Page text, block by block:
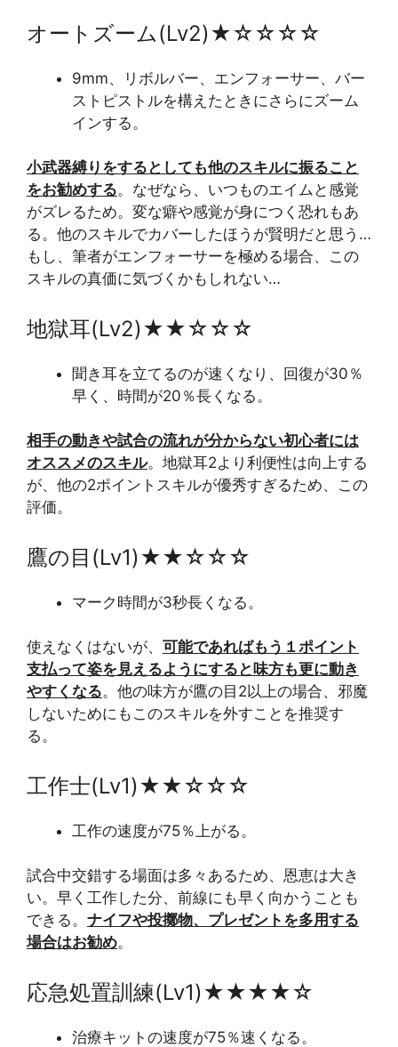
オートズーム(Lv2)★☆☆☆☆
9mm、リボルバー、エンフォーサー、バー
ストピストルを構えたときにさらにズーム
インする。
小武器縛りをするとしても他のスキルに振ること
をお勧めする。なぜなら、いつものエイムと感覚
がズレるため。変な癖や感覚が身につく恐れもあ
る。他のスキルでカバーしたほうが賢明だと思う…
もし、筆者がエンフォーサーを極める場合、この
スキルの真価に気づくかもしれない…
地獄耳(Lv2)★★☆☆☆
聞き耳を立てるのが速くなり、回復が30％
早く、時間が20％長くなる。
相手の動きや試合の流れが分からない初心者には
オススメのスキル。地獄耳2より利便性は向上する
が、他の2ポイントスキルが優秀すぎるため、この
評価。
鷹の目(Lv1)★★☆☆☆
マーク時間が3秒長くなる。
使えなくはないが、 可能であればもう１ポイント
支払って姿を見えるようにすると味方も更に動き
やすくなる。他の味方が鷹の目2以上の場合、邪魔
しないためにもこのスキルを外すことを推奨す
る。
工作士(Lv1)★★☆☆☆
工作の速度が75％上がる。
試合中交錯する場面は多々あるため、恩恵は大き
い。早く工作した分、前線にも早く向かうことも
できる。 ナイフや投擲物、プレゼントを多用する
場合はお勧め。
応急処置訓練(Lv1)★★★★☆
治療キットの速度が75％速くなる。